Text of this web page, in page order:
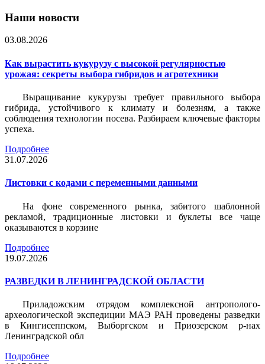
Наши новости
03.08.2026
Как вырастить кукурузу с высокой регулярностью
урожая: секреты выбора гибридов и агротехники
Выращивание кукурузы требует правильного выбора
гибрида, устойчивого к климату и болезням, а также
соблюдения технологии посева. Разбираем ключевые факторы
успеха.
Подробнее
31.07.2026
Листовки c кодами с переменными данными
На фоне современного рынка, забитого шаблонной
рекламой, традиционные листовки и буклеты все чаще
оказываются в корзине
Подробнее
19.07.2026
РАЗВЕДКИ В ЛЕНИНГРАДСКОЙ ОБЛАСТИ
Приладожским отрядом комплексной антрополого-
археологической экспедиции МАЭ РАН проведены разведки
в Кингисеппском, Выборгском и Приозерском р-нах
Ленинградской обл
Подробнее